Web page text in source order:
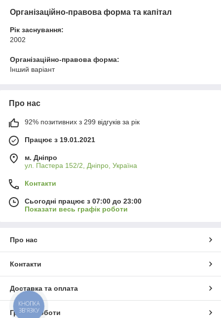
Організаційно-правова форма та капітал
Рік заснування:
2002
Організаційно-правова форма:
Інший варіант
Про нас
92% позитивних з 299 відгуків за рік
Працює з 19.01.2021
м. Дніпро
ул. Пастера 152/2, Дніпро, Україна
Контакти
Сьогодні працює з 07:00 до 23:00
Показати весь графік роботи
Про нас
Контакти
Доставка та оплата
Графік роботи
КНОПКА
ЗВ'ЯЗКУ